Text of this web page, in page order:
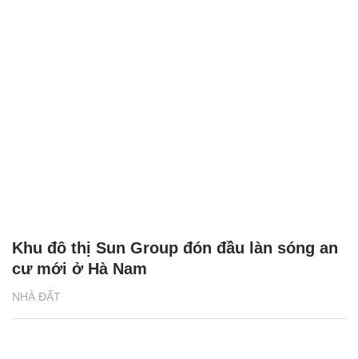
NHÀ ĐẤT
Khu đô thị Sun Group đón đầu làn sóng an
cư mới ở Hà Nam